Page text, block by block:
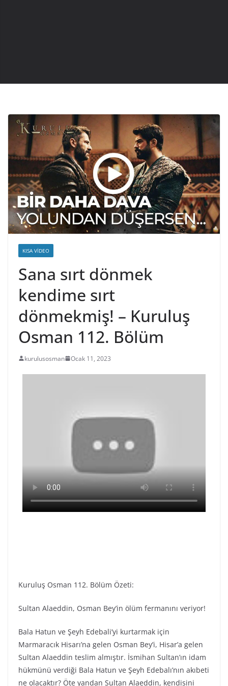
KISA VIDEO
Sana sırt dönmek
kendime sırt
dönmekmiş! – Kuruluş
Osman 112. Bölüm
kurulusosman Ocak 11, 2023
Kuruluş Osman 112. Bölüm Özeti:
Sultan Alaeddin, Osman Bey’in ölüm fermanını veriyor!
Bala Hatun ve Şeyh Edebali’yi kurtarmak için
Marmaracık Hisarı’na gelen Osman Bey’i, Hisar’a gelen
Sultan Alaeddin teslim almıştır. İsmihan Sultan’ın idam
hükmünü verdiği Bala Hatun ve Şeyh Edebalı’nın akıbeti
ne olacaktır? Öte yandan Sultan Alaeddin, kendisini